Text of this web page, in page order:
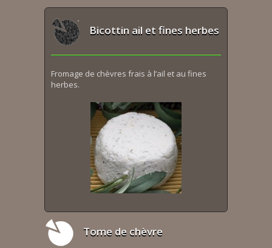
Bicottin ail et fines herbes
Fromage de chèvres frais à l’ail et au fines
herbes.
Tome de chèvre